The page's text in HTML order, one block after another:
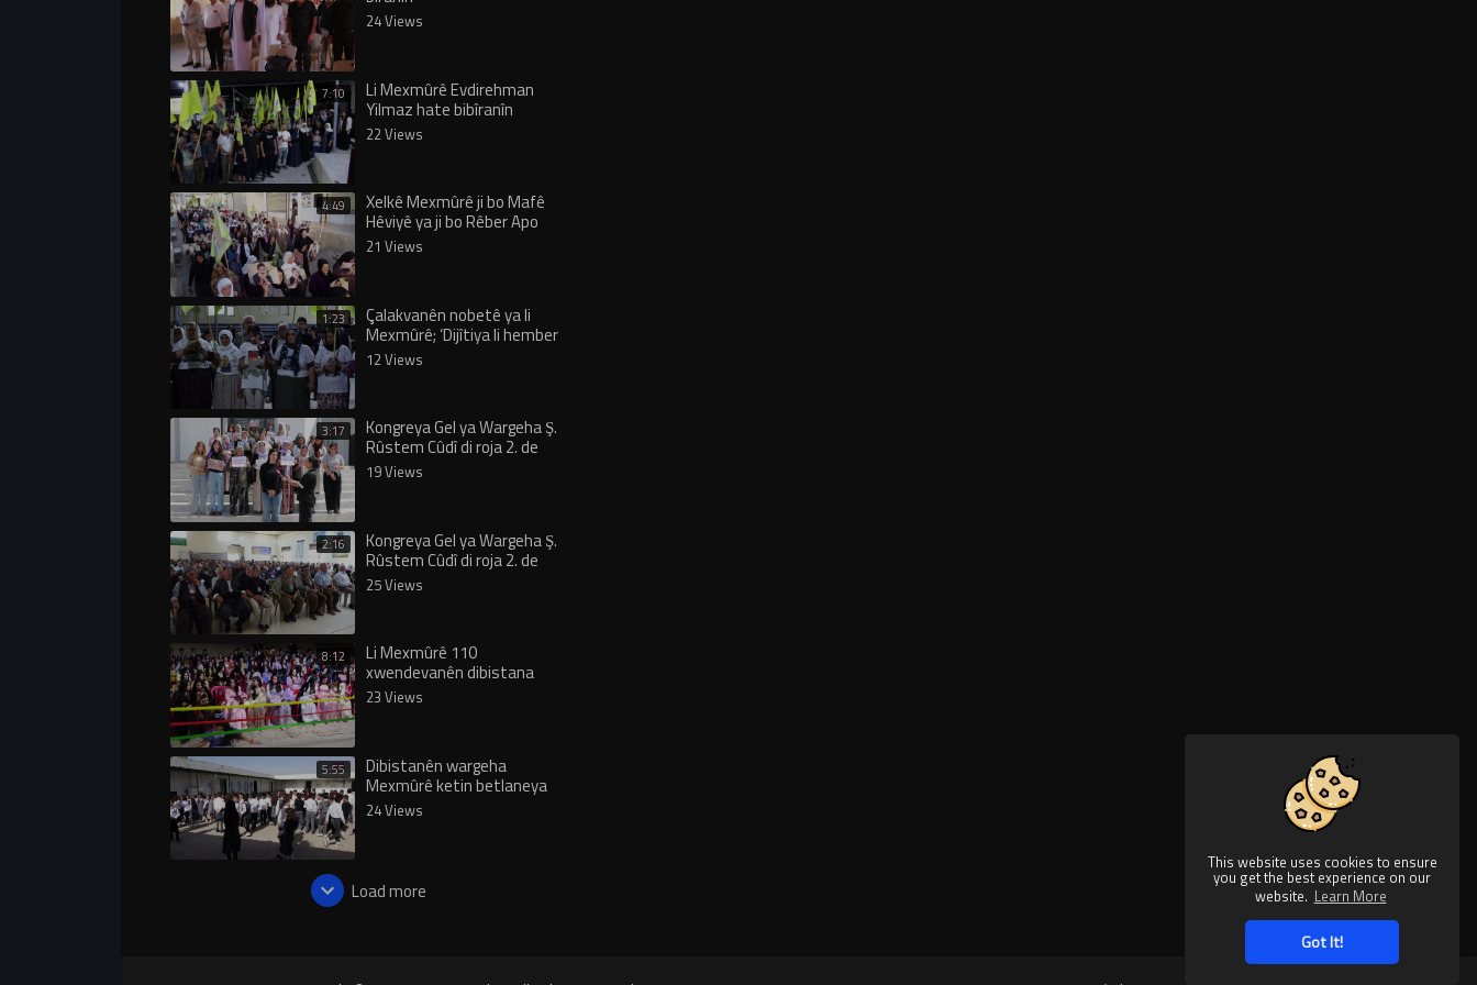
This website uses cookies to ensure
you get the best experience on our
website. Learn More
Got It!
24 Views
7:10 Li Mexmûrê Evdirehman
Yilmaz hate bibîranîn
22 Views
4:49 Xelkê Mexmûrê ji bo Mafê
Hêviyê ya ji bo Rêber Apo
meşiyan
21 Views
1:23 Çalakvanên nobetê ya li
Mexmûrê; ‘Dijîtiya li hember
Rêber Apo nayê qebûlkirin’
12 Views
3:17 Kongreya Gel ya Wargeha Ş.
Rûstem Cûdî di roja 2. de
dewam dike
19 Views
2:16 Kongreya Gel ya Wargeha Ş.
Rûstem Cûdî di roja 2. de
dewam dike
25 Views
8:12 Li Mexmûrê 110
xwendevanên dibistana
amadeyî bi şahiyekî derçûn
23 Views
5:55 Dibistanên wargeha
Mexmûrê ketin betlaneya
havînê
24 Views
Load more